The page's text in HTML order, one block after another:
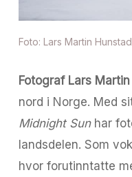
Foto: Lars Martin
Fotograf Lars
nord i Norge. Med
Midnight Sun har
landsdelen. Som
hvor forutinntatte